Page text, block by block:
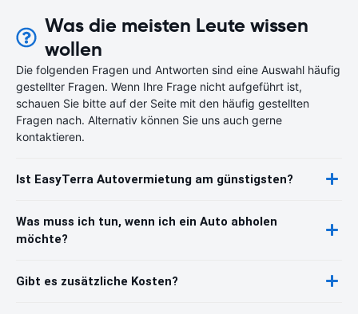
Was die meisten Leute wissen
wollen
Die folgenden Fragen und Antworten sind eine Auswahl häufig
gestellter Fragen. Wenn Ihre Frage nicht aufgeführt ist,
schauen Sie bitte auf der Seite mit den häufig gestellten
Fragen nach. Alternativ können Sie uns auch gerne
kontaktieren.
Ist EasyTerra Autovermietung am günstigsten?
Was muss ich tun, wenn ich ein Auto abholen
möchte?
Gibt es zusätzliche Kosten?